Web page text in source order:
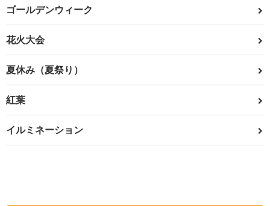
ゴールデンウィーク
花火大会
夏休み（夏祭り）
紅葉
イルミネーション